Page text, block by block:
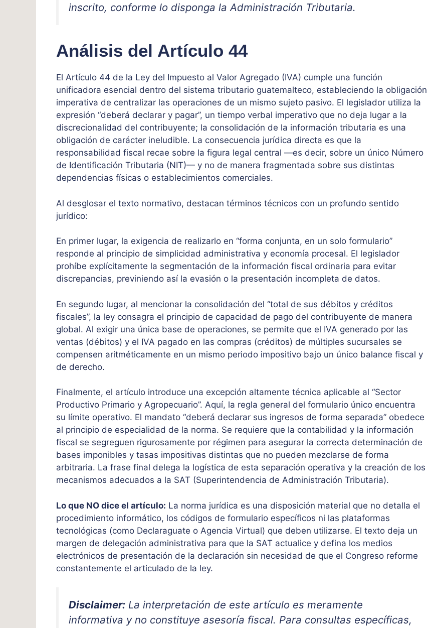
inscrito, conforme lo disponga la Administración Tributaria.
Análisis del Artículo 44
El Artículo 44 de la Ley del Impuesto al Valor Agregado (IVA) cumple una función
unificadora esencial dentro del sistema tributario guatemalteco, estableciendo la obligación
imperativa de centralizar las operaciones de un mismo sujeto pasivo. El legislador utiliza la
expresión “deberá declarar y pagar”, un tiempo verbal imperativo que no deja lugar a la
discrecionalidad del contribuyente; la consolidación de la información tributaria es una
obligación de carácter ineludible. La consecuencia jurídica directa es que la
responsabilidad fiscal recae sobre la figura legal central —es decir, sobre un único Número
de Identificación Tributaria (NIT)— y no de manera fragmentada sobre sus distintas
dependencias físicas o establecimientos comerciales.
Al desglosar el texto normativo, destacan términos técnicos con un profundo sentido
jurídico:
En primer lugar, la exigencia de realizarlo en “forma conjunta, en un solo formulario”
responde al principio de simplicidad administrativa y economía procesal. El legislador
prohíbe explícitamente la segmentación de la información fiscal ordinaria para evitar
discrepancias, previniendo así la evasión o la presentación incompleta de datos.
En segundo lugar, al mencionar la consolidación del “total de sus débitos y créditos
fiscales”, la ley consagra el principio de capacidad de pago del contribuyente de manera
global. Al exigir una única base de operaciones, se permite que el IVA generado por las
ventas (débitos) y el IVA pagado en las compras (créditos) de múltiples sucursales se
compensen aritméticamente en un mismo periodo impositivo bajo un único balance fiscal y
de derecho.
Finalmente, el artículo introduce una excepción altamente técnica aplicable al “Sector
Productivo Primario y Agropecuario”. Aquí, la regla general del formulario único encuentra
su límite operativo. El mandato “deberá declarar sus ingresos de forma separada” obedece
al principio de especialidad de la norma. Se requiere que la contabilidad y la información
fiscal se segreguen rigurosamente por régimen para asegurar la correcta determinación de
bases imponibles y tasas impositivas distintas que no pueden mezclarse de forma
arbitraria. La frase final delega la logística de esta separación operativa y la creación de los
mecanismos adecuados a la SAT (Superintendencia de Administración Tributaria).
Lo que NO dice el artículo: La norma jurídica es una disposición material que no detalla el
procedimiento informático, los códigos de formulario específicos ni las plataformas
tecnológicas (como Declaraguate o Agencia Virtual) que deben utilizarse. El texto deja un
margen de delegación administrativa para que la SAT actualice y defina los medios
electrónicos de presentación de la declaración sin necesidad de que el Congreso reforme
constantemente el articulado de la ley.
Disclaimer: La interpretación de este artículo es meramente
informativa y no constituye asesoría fiscal. Para consultas específicas,